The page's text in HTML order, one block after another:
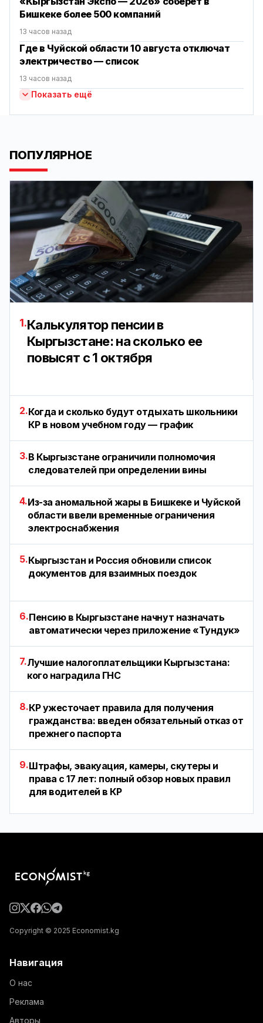
Бишкеке более 500 компаний
13 часов назад
Где в Чуйской области 10 августа отключат
электричество — список
13 часов назад
Показать ещё
ПОПУЛЯРНОЕ
1.Калькулятор пенсии в
Кыргызстане: на сколько ее
повысят с 1 октября
2.Когда и сколько будут отдыхать школьники
КР в новом учебном году — график
3.В Кыргызстане ограничили полномочия
следователей при определении вины
4.Из-за аномальной жары в Бишкеке и Чуйской
области ввели временные ограничения
электроснабжения
5.Кыргызстан и Россия обновили список
документов для взаимных поездок
6.Пенсию в Кыргызстане начнут назначать
автоматически через приложение «Тундук»
7.Лучшие налогоплательщики Кыргызстана:
кого наградила ГНС
8.КР ужесточает правила для получения
гражданства: введен обязательный отказ от
прежнего паспорта
9.Штрафы, эвакуация, камеры, скутеры и
права с 17 лет: полный обзор новых правил
для водителей в КР
Copyright © 2025 Economist.kg
Навигация
О нас
Реклама
Авторы